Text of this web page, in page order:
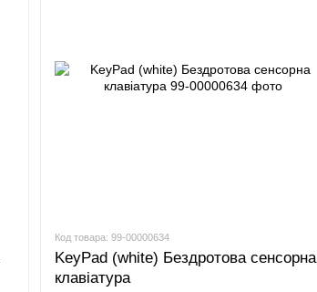
Код товара: 99-00000634
KeyPad (white) Бездротова сенсорна
клавіатура